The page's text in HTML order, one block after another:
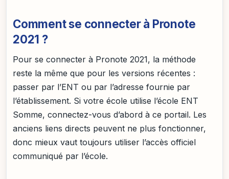
Comment se connecter à Pronote
2021 ?
Pour se connecter à Pronote 2021, la méthode
reste la même que pour les versions récentes :
passer par l’ENT ou par l’adresse fournie par
l’établissement. Si votre école utilise l’école ENT
Somme, connectez-vous d’abord à ce portail. Les
anciens liens directs peuvent ne plus fonctionner,
donc mieux vaut toujours utiliser l’accès officiel
communiqué par l’école.